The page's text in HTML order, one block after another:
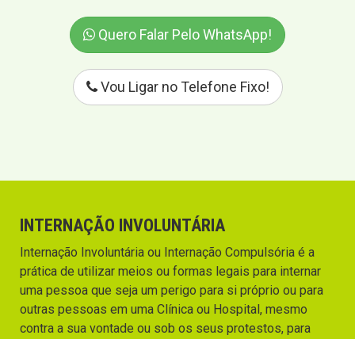
Quero Falar Pelo WhatsApp!
Vou Ligar no Telefone Fixo!
INTERNAÇÃO INVOLUNTÁRIA
Internação Involuntária ou Internação Compulsória é a
prática de utilizar meios ou formas legais para internar
uma pessoa que seja um perigo para si próprio ou para
outras pessoas em uma Clínica ou Hospital, mesmo
contra a sua vontade ou sob os seus protestos, para